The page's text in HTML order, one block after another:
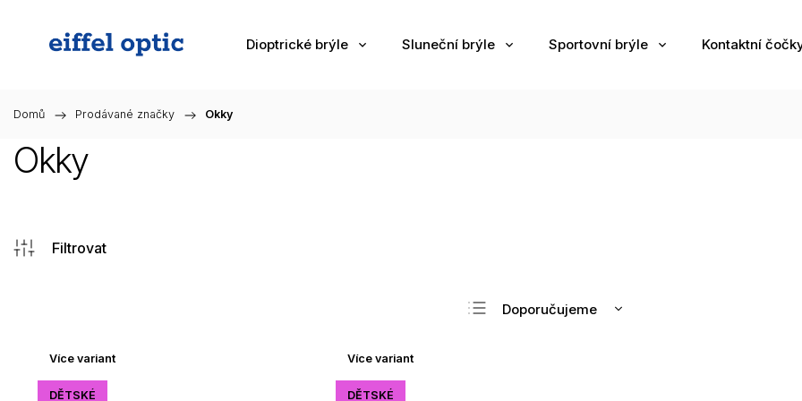
Dioptrické brýle Sluneční brýle Sportovní brýle Kontaktní
Domů / Prodávané značky / Okky
Okky
Doporučujeme
Více variant
DĚTSKÉ
Více variant
DĚTSKÉ